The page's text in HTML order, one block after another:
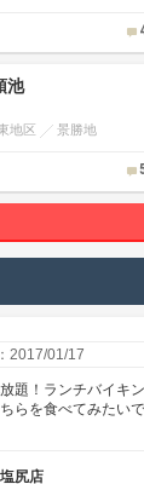
池
地区 景勝地
2017/01/17
題！ランチバイキ
らを食べてみたい
尻店